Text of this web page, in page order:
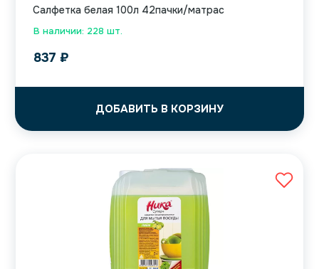
В наличии: 228 шт.
Салфетка белая 100л 42пачки/матрас
837 ₽
ДОБАВИТЬ В КОРЗИНУ